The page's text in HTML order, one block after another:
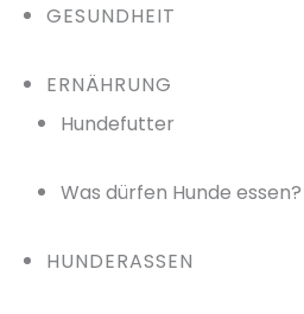
GESUNDHEIT
ERNÄHRUNG
Hundefutter
Was dürfen Hunde essen?
HUNDERASSEN